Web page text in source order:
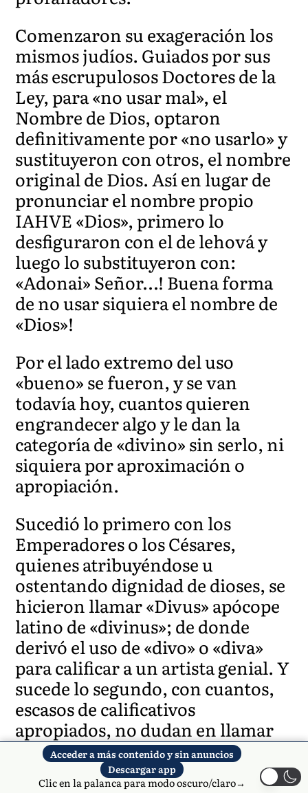
Comenzaron su exageración los
mismos judíos. Guiados por sus
más escrupulosos Doctores de la
Ley, para «no usar mal», el
Nombre de Dios, optaron
definitivamente por «no usarlo» y
sustituyeron con otros, el nombre
original de Dios. Así en lugar de
pronunciar el nombre propio
IAHVE «Dios», primero lo
desfiguraron con el de lehová y
luego lo substituyeron con:
«Adonai» Señor…! Buena forma
de no usar siquiera el nombre de
«Dios»!
Por el lado extremo del uso
«bueno» se fueron, y se van
todavía hoy, cuantos quieren
engrandecer algo y le dan la
categoría de «divino» sin serlo, ni
siquiera por aproximación o
apropiación.
Sucedió lo primero con los
Emperadores o los Césares,
quienes atribuyéndose u
ostentando dignidad de dioses, se
hicieron llamar «Divus» apócope
latino de «divinus»; de donde
derivó el uso de «divo» o «diva»
para calificar a un artista genial. Y
sucede lo segundo, con cuantos,
escasos de calificativos
apropiados, no dudan en llamar
«divino» a todo lo que quieren
exaltar como superior o
Acceder a más contenido y sin anuncios
Descargar app
Clic en la palanca para modo oscuro/claro→